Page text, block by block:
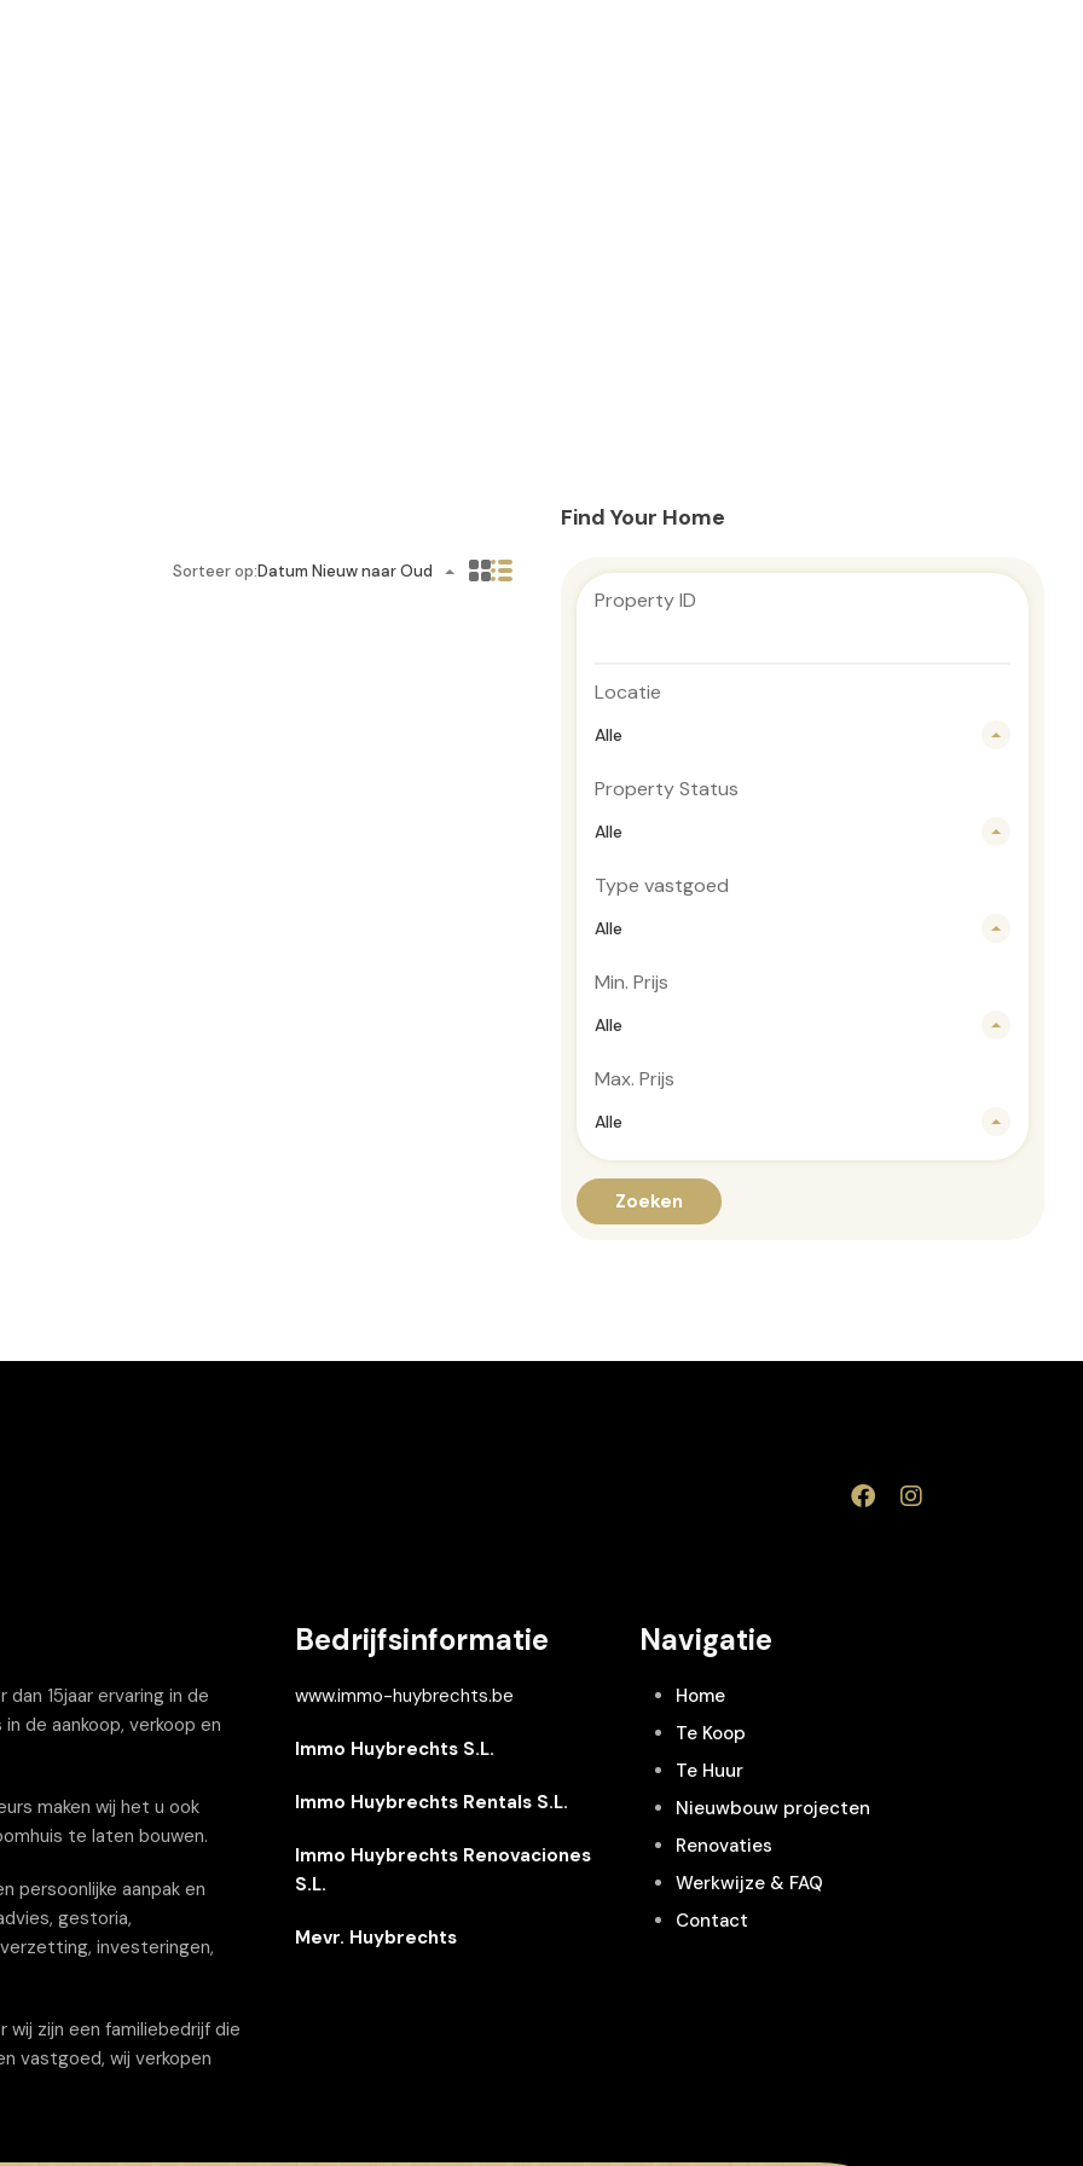
Sorteer op:Datum Nieuw naar Oud
Find Your Home
Property ID
Locatie
Alle
Property Status
Alle
Type vastgoed
Alle
Min. Prijs
Alle
Max. Prijs
Alle
Zoeken
15jaar ervaring in de
de aankoop, verkoop en
maken wij het u ook
te laten bouwen.
persoonlijke aanpak en
gestoria,
investeringen,
zijn een familiebedrijf die
vastgoed, wij verkopen
Bedrijfsinformatie
www.immo-huybrechts.be
Immo Huybrechts S.L.
Immo Huybrechts Rentals S.L.
Immo Huybrechts Renovaciones
S.L.
Mevr. Huybrechts
Navigatie
Home
Te Koop
Te Huur
Nieuwbouw projecten
Renovaties
Werkwijze & FAQ
Contact